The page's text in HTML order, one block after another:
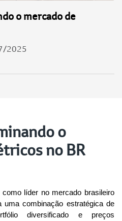
o mercado de
2025
o
no BR
líder no mercado brasileiro
combinação estratégica de
diversificado e preços